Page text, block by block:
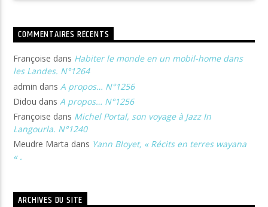
COMMENTAIRES RÉCENTS
Françoise dans Habiter le monde en un mobil-home dans
les Landes. N°1264
admin dans A propos… N°1256
Didou dansA propos… N°1256
Françoise dans Michel Portal, son voyage à Jazz In
Langourla. N°1240
Meudre Marta dans Yann Bloyet, « Récits en terres wayana
« .
ARCHIVES DU SITE